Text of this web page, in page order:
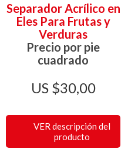
Separador Acrílico en
Eles Para Frutas y
Verduras
Precio por pie
cuadrado
$30,00
VER descripción del
producto